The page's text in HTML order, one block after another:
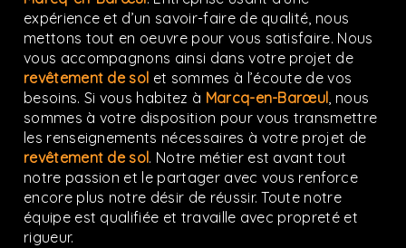
expérience et d’un savoir-faire de qualité, nous
mettons tout en oeuvre pour vous satisfaire. Nous
vous accompagnons ainsi dans votre projet de
revêtement de sol et sommes à l’écoute de vos
besoins. Si vous habitez à Marcq-en-Barœul, nous
sommes à votre disposition pour vous transmettre
les renseignements nécessaires à votre projet de
revêtement de sol. Notre métier est avant tout
notre passion et le partager avec vous renforce
encore plus notre désir de réussir. Toute notre
équipe est qualifiée et travaille avec propreté et
rigueur.